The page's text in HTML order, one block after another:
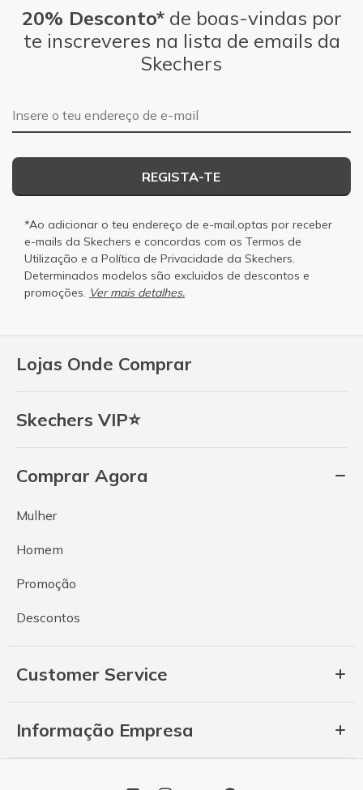
Lojas Onde Comprar
Skechers VIP⭐
Comprar Agora
Mulher
Homem
Promoção
Descontos
Customer Service
Informação Empresa
20% Desconto*de boas-vindas por
te inscreveres na lista de emails da
Skechers
Endereço de e-mail
REGISTA-TE
*Ao adicionar o teu endereço de e-mail,optas por receber
e-mails da Skechers e concordas com os Termos de
Utilização e a Política de Privacidade da Skechers.
Determinados modelos são excluidos de descontos e
promoções. Ver mais detalhes.